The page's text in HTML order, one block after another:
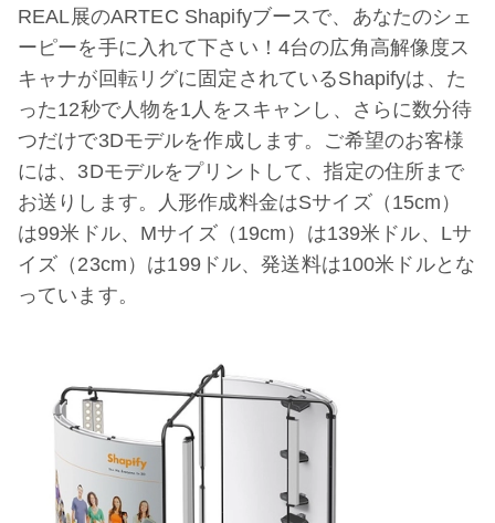
REAL展のARTEC Shapifyブースで、あなたのシェ
ーピーを手に入れて下さい！4台の広角高解像度ス
キャナが回転リグに固定されているShapifyは、た
った12秒で人物を1人をスキャンし、さらに数分待
つだけで3Dモデルを作成します。ご希望のお客様
には、3Dモデルをプリントして、指定の住所まで
お送りします。人形作成料金はSサイズ（15cm）
は99米ドル、Mサイズ（19cm）は139米ドル、Lサ
イズ（23cm）は199ドル、発送料は100米ドルとな
っています。